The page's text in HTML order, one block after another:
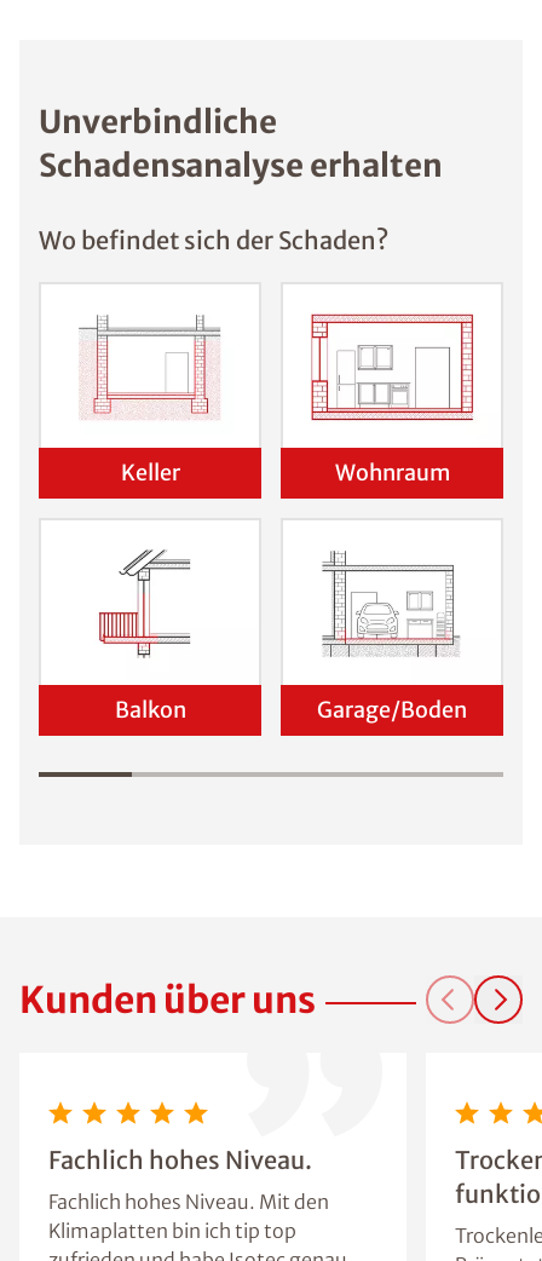
Unverbindliche
Schadensanalyse erhalten
Wo befindet sich der Schaden?
Keller Wohnraum
Balkon Garage/Boden
Kunden über uns
Fachlich hohes Niveau.
Fachlich hohes Niveau. Mit den
Klimaplatten bin ich tip top